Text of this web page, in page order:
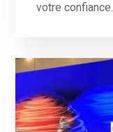
votre confiance.